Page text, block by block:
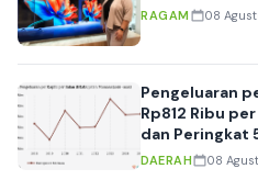
RAGAM 08
Pengeluaran
Rp812 Ribu
dan Peringkat
DAERAH 08